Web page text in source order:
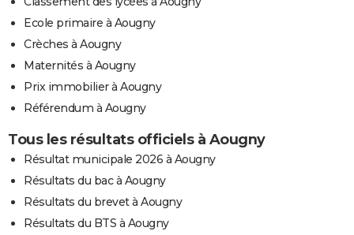
Ecole primaire à Aougny
Crèches à Aougny
Maternités à Aougny
Prix immobilier à Aougny
Référendum à Aougny
Tous les résultats officiels à Aougny
Résultat municipale 2026 à Aougny
Résultats du bac à Aougny
Résultats du brevet à Aougny
Résultats du BTS à Aougny